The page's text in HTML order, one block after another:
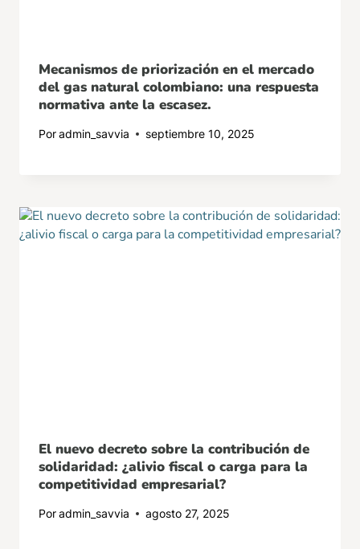
Mecanismos de priorización en el mercado
del gas natural colombiano: una respuesta
normativa ante la escasez.
Poradmin_savvia septiembre 10, 2025
El nuevo decreto sobre la contribución de
solidaridad: ¿alivio fiscal o carga para la
competitividad empresarial?
Poradmin_savvia agosto 27, 2025